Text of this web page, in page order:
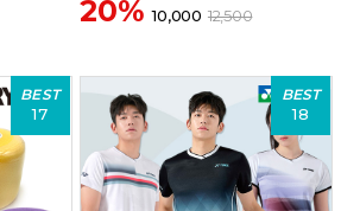
20% 10,000 12,500
BEST
17
BEST
18